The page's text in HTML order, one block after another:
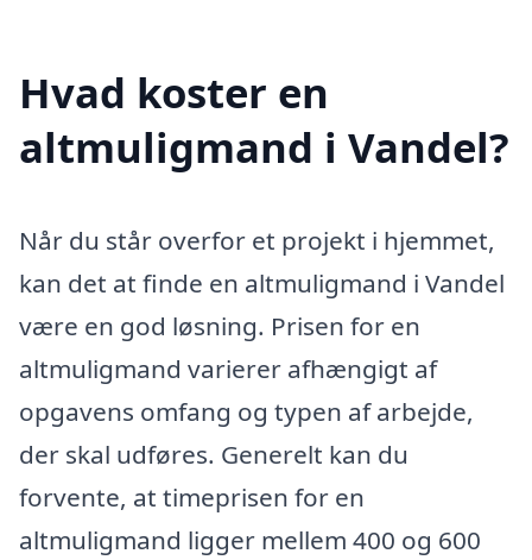
Hvad koster en
altmuligmand i Vandel?
Når du står overfor et projekt i hjemmet,
kan det at finde en altmuligmand i Vandel
være en god løsning. Prisen for en
altmuligmand varierer afhængigt af
opgavens omfang og typen af arbejde,
der skal udføres. Generelt kan du
forvente, at timeprisen for en
altmuligmand ligger mellem 400 og 600